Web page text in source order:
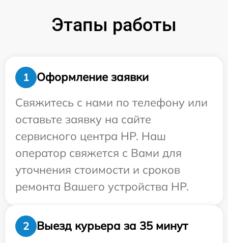
Этапы работы
1
Оформление заявки
Свяжитесь с нами по телефону или
оставьте заявку на сайте
сервисного центра HP. Наш
оператор свяжется с Вами для
уточнения стоимости и сроков
ремонта Вашего устройства HP.
2
Выезд курьера за 35 минут